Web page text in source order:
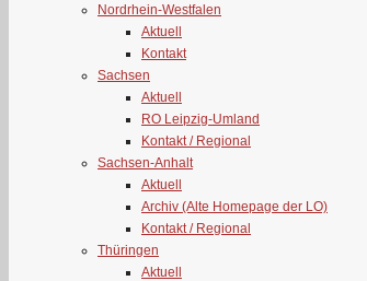
Nordrhein-Westfalen
Aktuell
Kontakt
Sachsen
Aktuell
RO Leipzig-Umland
Kontakt / Regional
Sachsen-Anhalt
Aktuell
Archiv (Alte Homepage der LO)
Kontakt / Regional
Thüringen
Aktuell